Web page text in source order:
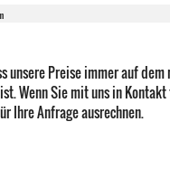
unsere Preise immer auf
Wenn Sie mit uns in
Ihre Anfrage ausrechnen.